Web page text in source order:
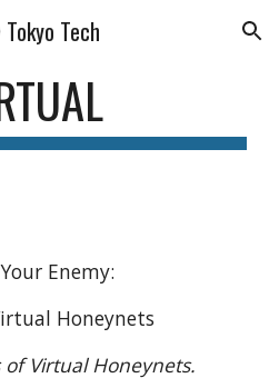
Skip to navigation
Tech
Enemy:
Honeynets
Virtual Honeynets.